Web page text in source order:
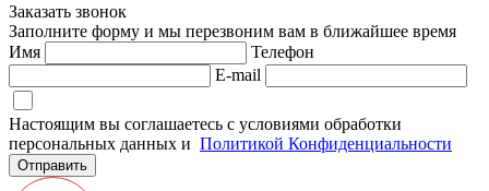
Заказать звонок
Заполните форму и мы перезвоним вам в ближайшее время
Имя
Телефон
E-mail
Настоящим вы соглашаетесь с условиями обработки
персональных данных и Политикой Конфиденциальности
Отправить